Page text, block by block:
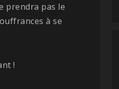
prendra pas le
à se
!